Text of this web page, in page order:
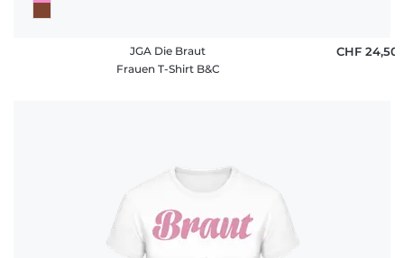
JGA Die Braut
Frauen T-Shirt B&C
CHF 24,50